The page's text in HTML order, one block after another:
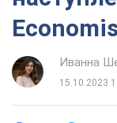
Иванна
15.10.2023